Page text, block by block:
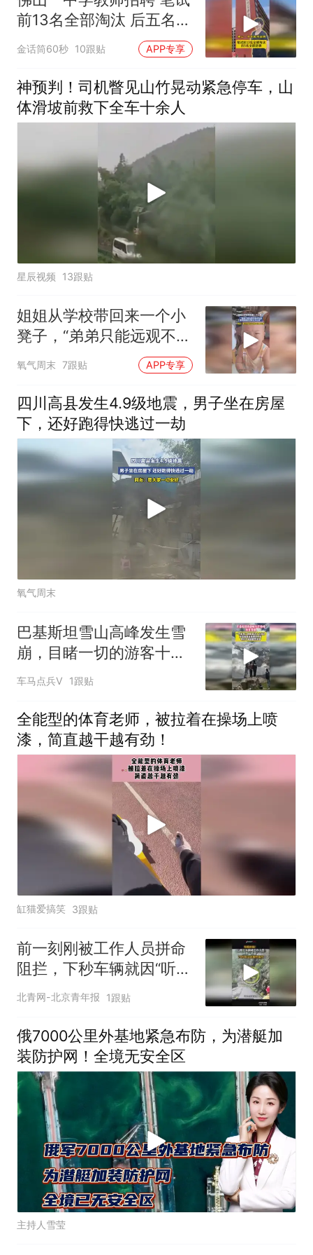
前13名全部淘汰 后五名全
部逆袭
金话筒60秒 10跟贴 APP专享
神预判！司机瞥见山竹晃动紧急停车，山
体滑坡前救下全车十余人
星辰视频 13跟贴
姐姐从学校带回来一个小
凳子，“弟弟只能远观不能
近玩焉，看到姐姐走过来
氧气周末 7跟贴 APP专享
四川高县发生4.9级地震，男子坐在房屋
下，还好跑得快逃过一劫
氧气周末
巴基斯坦雪山高峰发生雪
崩，目睹一切的游客十分
淡定
车马点兵V 1跟贴
全能型的体育老师，被拉着在操场上喷
漆，简直越干越有劲！
缸猫爱搞笑 3跟贴
前一刻刚被工作人员拼命
阻拦，下秒车辆就因“听
劝”躲过一劫
北青网-北京青年报 1跟贴
俄7000公里外基地紧急布防，为潜艇加
装防护网！全境无安全区
主持人雪莹